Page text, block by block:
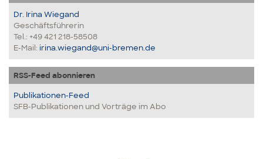
Dr. Irina Wiegand
Geschäftsführerin
Tel.: +49 421 218-58508
E-Mail: irina.wiegand@uni-bremen.de
RSS-Feed abonnieren
Publikationen-Feed
SFB-Publikationen und Vorträge im Abo